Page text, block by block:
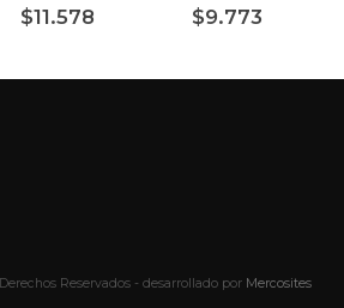
$11.578 $9.773
Reservados - desarrollado por Mercosites